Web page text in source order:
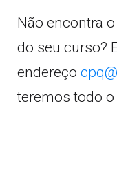
Não encontra
do seu curso?
endereço
teremos todo